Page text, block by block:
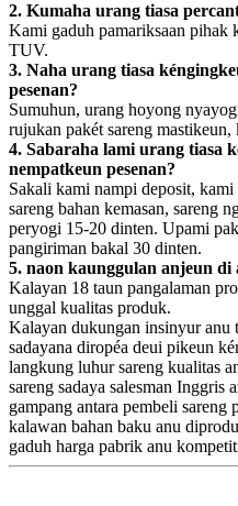
2. Kumaha urang tiasa
Kami gaduh pamariksaan
TUV.
3. Naha urang tiasa
pesenan?
Sumuhun, urang hoyong
rujukan pakét sareng
4. Sabaraha lami urang tiasa
nempatkeun pesenan?
Sakali kami nampi deposit,
sareng bahan kemasan, sareng
peryogi 15-20 dinten. Upami
pangiriman bakal 30 dinten.
5. naon kaunggulan anjeun di
Kalayan 18 taun pangalaman
unggal kualitas produk.
Kalayan dukungan insinyur anu
sadayana diropéa deui pikeun
langkung luhur sareng kualitas
sareng sadaya salesman Inggris
gampang antara pembeli sareng
kalawan bahan baku anu
gaduh harga pabrik anu